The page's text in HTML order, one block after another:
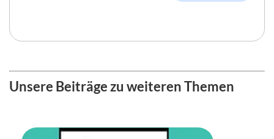
Unsere Beiträge zu weiteren Themen